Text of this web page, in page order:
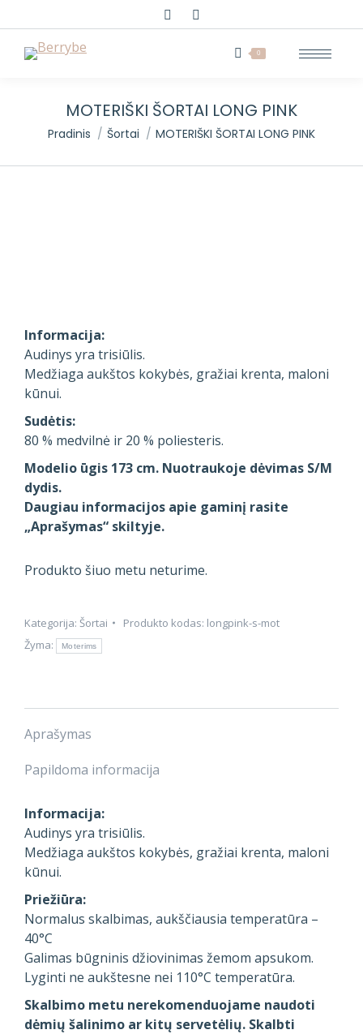
Search:
0
MOTERIŠKI ŠORTAI LONG PINK
You are here:
Pradinis Šortai MOTERIŠKI ŠORTAI LONG PINK
Informacija:
Audinys yra trisiūlis.
Medžiaga aukštos kokybės, gražiai krenta, maloni
kūnui.
Sudėtis:
80 % medvilnė ir 20 % poliesteris.
Modelio ūgis 173 cm. Nuotraukoje dėvimas S/M
dydis.
Daugiau informacijos apie gaminį rasite
„Aprašymas“ skiltyje.
Produkto šiuo metu neturime.
Kategorija: Šortai Produkto kodas: longpink-s-mot
Žyma:
Moterims
Aprašymas
Papildoma informacija
Informacija:
Audinys yra trisiūlis.
Medžiaga aukštos kokybės, gražiai krenta, maloni
kūnui.
Priežiūra:
Normalus skalbimas, aukščiausia temperatūra –
40°C
Galimas būgninis džiovinimas žemom apsukom.
Lyginti ne aukštesne nei 110°C temperatūra.
Skalbimo metu nerekomenduojame naudoti
dėmių šalinimo ar kitų servetėlių. Skalbti